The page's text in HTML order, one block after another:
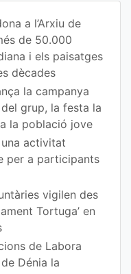
a l’Arxiu de
de 50.000
i els paisatges
dècades
la campanya
grup, la festa la
la població jove
activitat
per a participants
vigilen des
Tortuga’ en
de Labora
Dénia la